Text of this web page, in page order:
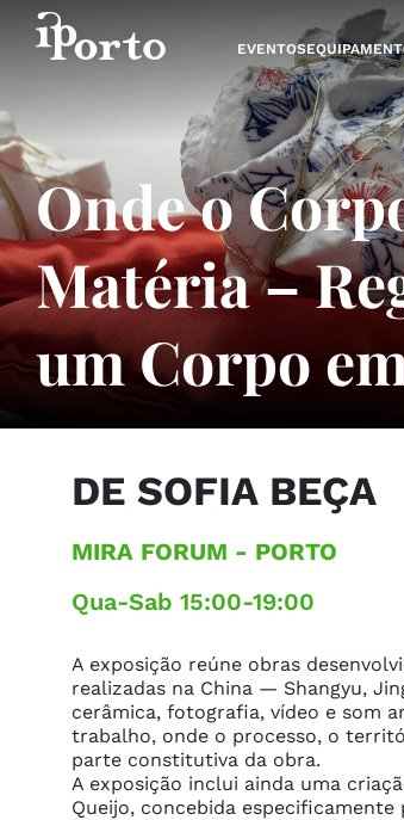
Saltar para o conteúdo
EVENTOS
Onde o
Matéria –
um Corpo
DE SOFIA BEÇA
MIRA FORUM - PORTO
Qua-Sab 15:00-19:00
A exposição reúne obras
realizadas na China — Shangyu,
cerâmica, fotografia, vídeo e som
trabalho, onde o processo, o
parte constitutiva da obra.
A exposição inclui ainda uma
Queijo, concebida especificamente